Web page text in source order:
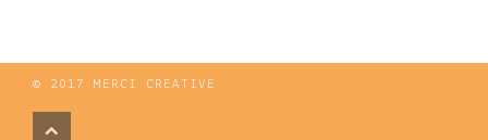
© 2017 MERCI CREATIVE